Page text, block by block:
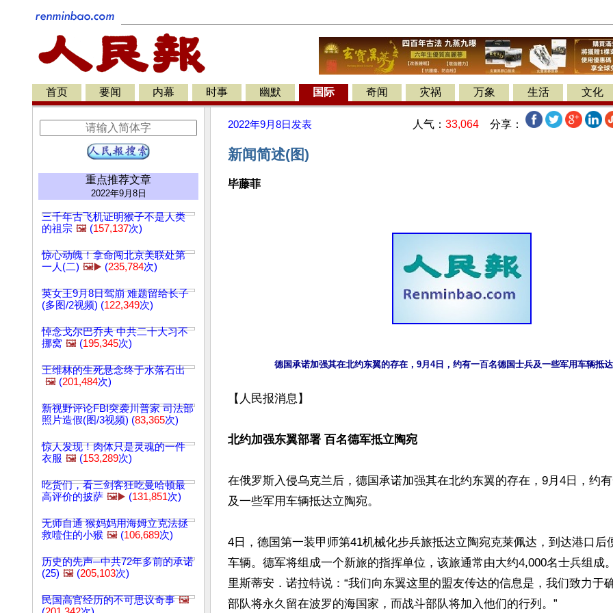
首页 要闻 内幕 时事 幽默 国际 奇闻 灾祸 万象 生活 文化
重点推荐文章
2022年9月8日
三千年古飞机证明猴子不是人类
的祖宗 🖼️ (157,137次)
惊心动魄！拿命闯北京美联处第
一人(二) 🖼️▶️ (235,784次)
英女王9月8日驾崩 难题留给长子
(多图/2视频) (122,349次)
悼念戈尔巴乔夫 中共二十大习不
挪窝 🖼️ (195,345次)
王维林的生死悬念终于水落石出
🖼️ (201,484次)
新视野评论FBI突袭川普家 司法部
照片造假(图/3视频) (83,365次)
惊人发现！肉体只是灵魂的一件
衣服 🖼️ (153,289次)
吃货们，看三剑客狂吃曼哈顿最
高评价的披萨 🖼️▶️ (131,851次)
无师自通 猴妈妈用海姆立克法拯
救噎住的小猴 🖼️ (106,689次)
历史的先声─中共72年多前的承诺
(25) 🖼️ (205,103次)
民国高官经历的不可思议奇事 🖼️
2022年9月8日 发表 人气： 33,064 分享：
新闻简述(图)
毕藤菲
【人民报消息】
北约加强东翼部署 百名德军抵立陶宛
在俄罗斯入侵乌克兰后，德国承诺加强其在北约东翼的存在，9月4日，约
及一些军用车辆抵达立陶宛。
4日，德国第一装甲师第41机械化步兵旅抵达立陶宛克莱佩达，到达港口后
车辆。德军将组成一个新旅的指挥单位，该旅通常由大约4,000名士兵组成
里斯蒂安．诺拉特说：“我们向东翼这里的盟友传达的信息是，我们致力于
部队将永久留在波罗的海国家，而战斗部队将加入他们的行列。”